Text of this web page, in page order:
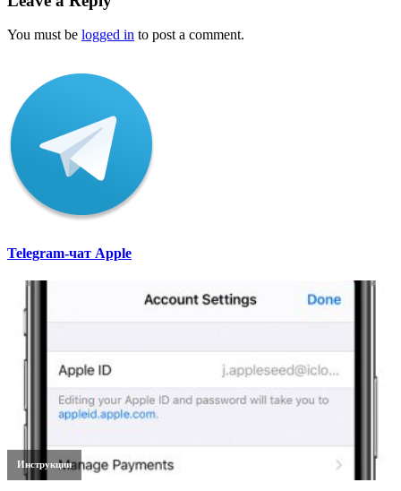
You must be logged in to post a comment.
Telegram-чат Apple
Инструкции